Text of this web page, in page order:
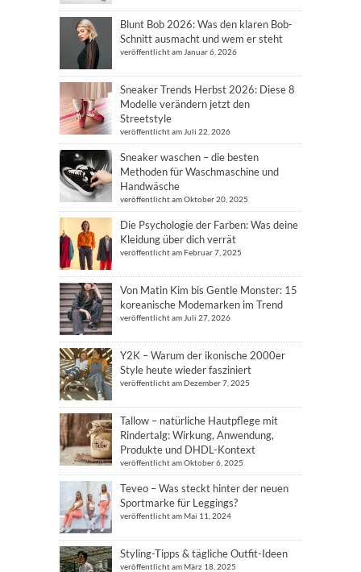
Blunt Bob 2026: Was den klaren Bob-
Schnitt ausmacht und wem er steht
veröffentlicht am Januar 6, 2026
Sneaker Trends Herbst 2026: Diese 8
Modelle verändern jetzt den
Streetstyle
veröffentlicht am Juli 22, 2026
Sneaker waschen – die besten
Methoden für Waschmaschine und
Handwäsche
veröffentlicht am Oktober 20, 2025
Die Psychologie der Farben: Was deine
Kleidung über dich verrät
veröffentlicht am Februar 7, 2025
Von Matin Kim bis Gentle Monster: 15
koreanische Modemarken im Trend
veröffentlicht am Juli 27, 2026
Y2K – Warum der ikonische 2000er
Style heute wieder fasziniert
veröffentlicht am Dezember 7, 2025
Tallow – natürliche Hautpflege mit
Rindertalg: Wirkung, Anwendung,
Produkte und DHDL-Kontext
veröffentlicht am Oktober 6, 2025
Teveo – Was steckt hinter der neuen
Sportmarke für Leggings?
veröffentlicht am Mai 11, 2024
Styling-Tipps & tägliche Outfit-Ideen
veröffentlicht am März 18, 2025